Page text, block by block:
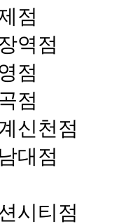
점
역점
점
점
신천점
대점
시티점